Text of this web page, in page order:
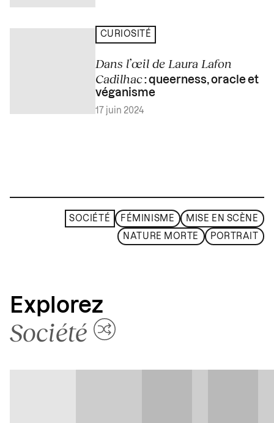
CURIOSITÉ
Dans l’œil de Laura Lafon
Cadilhac: queerness, oracle et
véganisme
17 juin 2024
SOCIÉTÉ FÉMINISME MISE EN SCÈNE
NATURE MORTE PORTRAIT
Explorez
Société